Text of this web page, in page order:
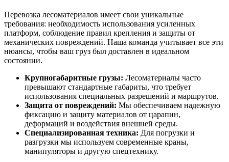
Перевозка лесоматериалов имеет свои уникальные
требования: необходимость использования усиленных
платформ, соблюдение правил крепления и защиты от
механических повреждений. Наша команда учитывает все эти
нюансы, чтобы ваш груз был доставлен в идеальном
состоянии.
Крупногабаритные грузы: Лесоматериалы часто
превышают стандартные габариты, что требует
использования специальных разрешений и маршрутов.
Защита от повреждений: Мы обеспечиваем надежную
фиксацию и защиту материалов от царапин,
деформаций и воздействия внешней среды.
Специализированная техника: Для погрузки и
разгрузки мы используем современные краны,
манипуляторы и другую спецтехнику.